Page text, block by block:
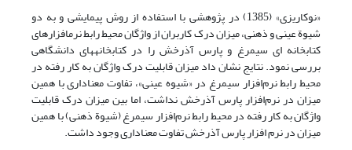
«نوکاریزی» (1385) در پژوهشی با استفاده از روش پیمایشی و به دو
شیوة عینی و ذهنی، میزان درک کاربران از واژگان محیط رابط نرم‎افزارهای
کتابخانه ای سیمرغ و پارس آذرخش را در کتابخانه‎های دانشگاهی
بررسی نمود. نتایج نشان داد میزان قابلیت درک واژگان به کار رفته در
محیط رابط نرم‌افزار سیمرغ در «شیوه عینی»، تفاوت معناداری با همین
میزان در نرم‌افزار پارس آذرخش نداشت، اما بین میزان درک قابلیت
واژگان به کار رفته در محیط رابط نرم‌افزار سیمرغ (شیوة ذهنی) با همین
میزان در نرم افزار پارس آذرخش تفاوت معناداری وجود داشت.